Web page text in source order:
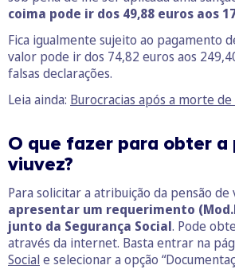
coima pode ir dos 49,88 euros aos
Fica igualmente sujeito ao pagamento
valor pode ir dos 74,82 euros aos
falsas declarações.
Leia ainda: Burocracias após a morte
O que fazer para obter a
viuvez?
Para solicitar a atribuição da pensão de
apresentar um requerimento
junto da Segurança Social. Pode
através da internet. Basta entrar na
Social e selecionar a opção